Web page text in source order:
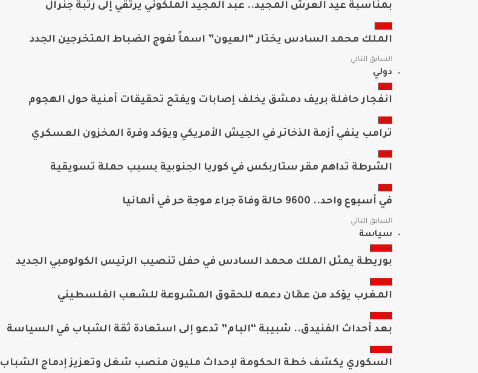
بمناسبة عيد العرش المجيد.. عبد المجيد الملكوني يرتقي إلى رتبة جنرال
وطني
الملك محمد السادس يختار “العيون” اسماً لفوج الضباط المتخرجين الجدد
السابق التالي
دولي
دولي
انفجار حافلة بريف دمشق يخلف إصابات ويفتح تحقيقات أمنية حول الهجوم
دولي
ترامب ينفي أزمة الذخائر في الجيش الأمريكي ويؤكد وفرة المخزون العسكري
دولي
الشرطة تداهم مقر ستاربكس في كوريا الجنوبية بسبب حملة تسويقية
دولي
في أسبوع واحد.. 9600 حالة وفاة جراء موجة حر في ألمانيا
السابق التالي
سياسة
سياسة
بوريطة يمثل الملك محمد السادس في حفل تنصيب الرئيس الكولومبي الجديد
سياسة
المغرب يؤكد من عمّان دعمه للحقوق المشروعة للشعب الفلسطيني
سياسة
بعد أحداث الفنيدق.. شبيبة “البام” تدعو إلى استعادة ثقة الشباب في السياسة
سياسة
السكوري يكشف خطة الحكومة لإحداث مليون منصب شغل وتعزيز إدماج الشباب